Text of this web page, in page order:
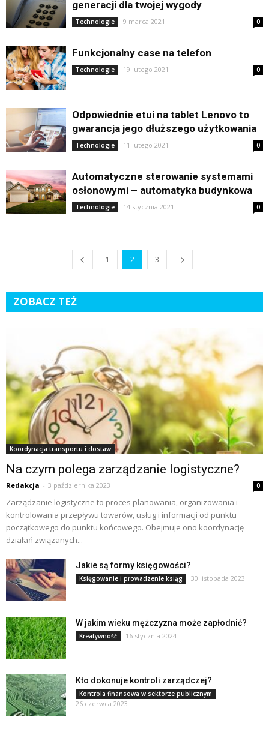
generacji dla twojej wygody
Technologie 9 marca 2021 0
Funkcjonalny case na telefon
Technologie 19 lutego 2021 0
Odpowiednie etui na tablet Lenovo to
gwarancja jego dłuższego użytkowania
Technologie 11 lutego 2021 0
Automatyczne sterowanie systemami
osłonowymi – automatyka budynkowa
Technologie 14 stycznia 2021 0
1 2 3
ZOBACZ TEŻ
Koordynacja transportu i dostaw
Na czym polega zarządzanie logistyczne?
Redakcja - 3 października 2023 0
Zarządzanie logistyczne to proces planowania, organizowania i
kontrolowania przepływu towarów, usług i informacji od punktu
początkowego do punktu końcowego. Obejmuje ono koordynację
działań związanych...
Jakie są formy księgowości?
Księgowanie i prowadzenie ksiąg 30 listopada 2023
W jakim wieku mężczyzna może zapłodnić?
Kreatywność 16 stycznia 2024
Kto dokonuje kontroli zarządczej?
Kontrola finansowa w sektorze publicznym
26 czerwca 2023